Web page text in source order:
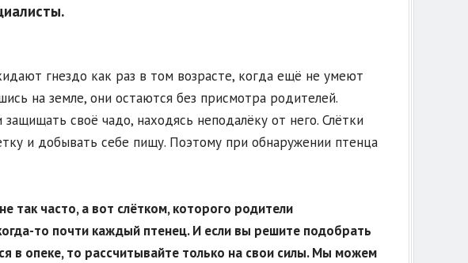
гнездо как раз в том возрасте, когда ещё не умеют
на земле, они остаются без присмотра родителей.
своё чадо, находясь неподалёку от него. Слётки
и добывать себе пищу. Поэтому при обнаружении птенца
так часто, а вот слётком, которого родители
то почти каждый птенец. И если вы решите подобрать
в опеке, то рассчитывайте только на свои силы. Мы можем